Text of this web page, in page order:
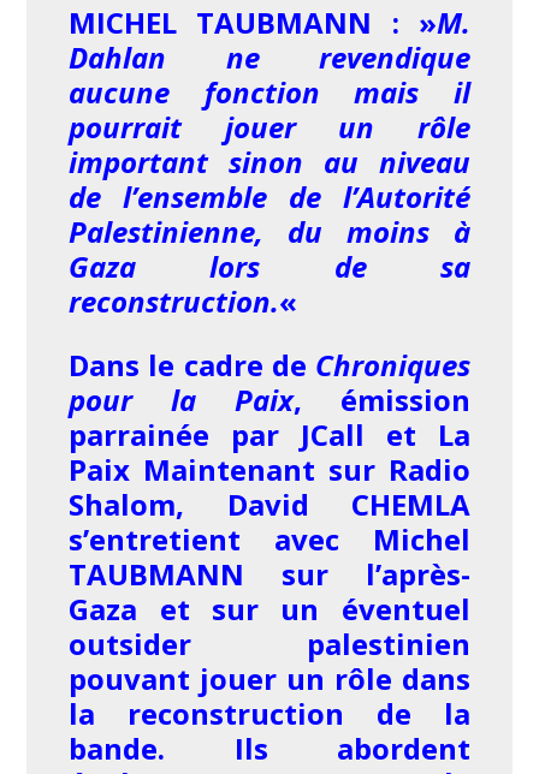
MICHEL TAUBMANN : »M.
Dahlan ne revendique
aucune fonction mais il
pourrait jouer un rôle
important sinon au niveau
de l’ensemble de l’Autorité
Palestinienne, du moins à
Gaza lors de sa
reconstruction.«
Dans le cadre de Chroniques
pour la Paix, émission
parrainée par JCall et La
Paix Maintenant sur Radio
Shalom, David CHEMLA
s’entretient avec Michel
TAUBMANN sur l’après-
Gaza et sur un éventuel
outsider palestinien
pouvant jouer un rôle dans
la reconstruction de la
bande. Ils abordent